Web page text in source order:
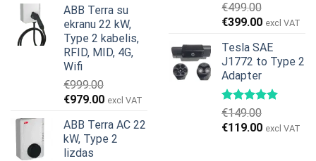
was:
€799.00.
is:
€629.00.
ABB Terra su
ekranu 22 kW,
Type 2 kabelis,
RFID, MID, 4G,
Wifi
€999.00
Original
was:
€999.00.
€979.00Current
is:
€979.00.
excl VAT
ABB Terra AC 22
kW, Type 2
lizdas
€499.00
Original
was:
€499.00.
€399.00Current
is:
€399.00.
excl VAT
Tesla SAE
J1772 to Type 2
Adapter
€149.00
Original
€119.00Current
excl VAT